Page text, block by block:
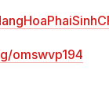
omswvp194